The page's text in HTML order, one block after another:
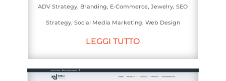
ADV Strategy, Branding, E-Commerce,Jewelry,SEO
Strategy, Social Media Marketing, Web Design
LEGGI TUTTO